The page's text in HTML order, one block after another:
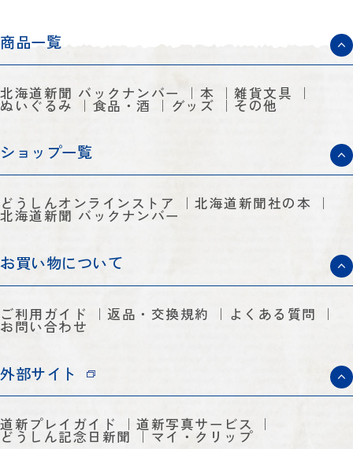
商品一覧
北海道新聞 バックナンバー 本 雑貨文具
ぬいぐるみ 食品・酒 グッズ その他
ショップ一覧
どうしんオンラインストア 北海道新聞社の本
北海道新聞 バックナンバー
お買い物について
ご利用ガイド 返品・交換規約 よくある質問
お問い合わせ
外部サイト
道新プレイガイド 道新写真サービス
どうしん記念日新聞 マイ・クリップ